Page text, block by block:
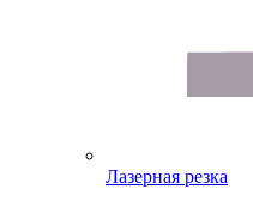
Лазерная резка